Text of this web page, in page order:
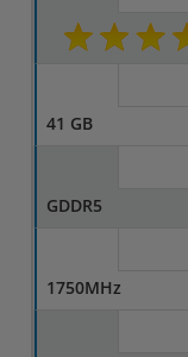
41 GB
GDDR5
1750MHz